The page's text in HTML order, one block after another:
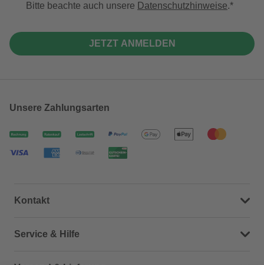
Bitte beachte auch unsere Datenschutzhinweise.
JETZT ANMELDEN
Unsere Zahlungsarten
Kontakt
Dein Kontakt zu uns
Service & Hilfe